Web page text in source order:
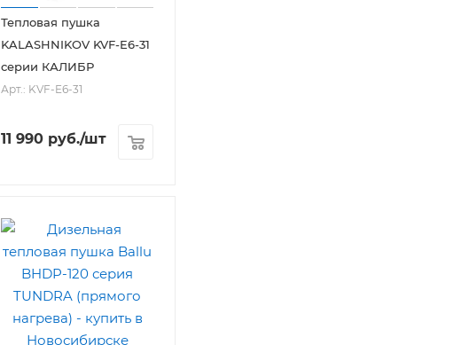
Тепловая пушка
KALASHNIKOV KVF-E6-31
серии КАЛИБР
Арт.: KVF-E6-31
11 990 руб./шт